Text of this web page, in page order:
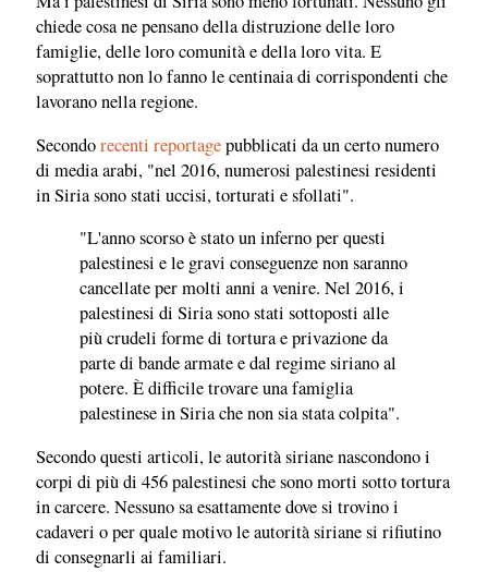
chiede cosa ne pensano della distruzione delle loro
famiglie, delle loro comunità e della loro vita. E
soprattutto non lo fanno le centinaia di corrispondenti che
lavorano nella regione.
Secondorecenti reportagepubblicati da un certo numero
di media arabi, "nel 2016, numerosi palestinesi residenti
in Siria sono stati uccisi, torturati e sfollati".
"L'anno scorso è stato un inferno per questi
palestinesi e le gravi conseguenze non saranno
cancellate per molti anni a venire. Nel 2016, i
palestinesi di Siria sono stati sottoposti alle
più crudeli forme di tortura e privazione da
parte di bande armate e dal regime siriano al
potere. È difficile trovare una famiglia
palestinese in Siria che non sia stata colpita".
Secondo questi articoli, le autorità siriane nascondono i
corpi di più di 456 palestinesi che sono morti sotto tortura
in carcere. Nessuno sa esattamente dove si trovino i
cadaveri o per quale motivo le autorità siriane si rifiutino
di consegnarli ai familiari.